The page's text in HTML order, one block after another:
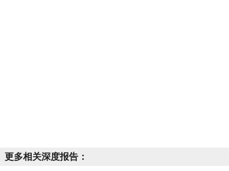
更多相关深度报告：